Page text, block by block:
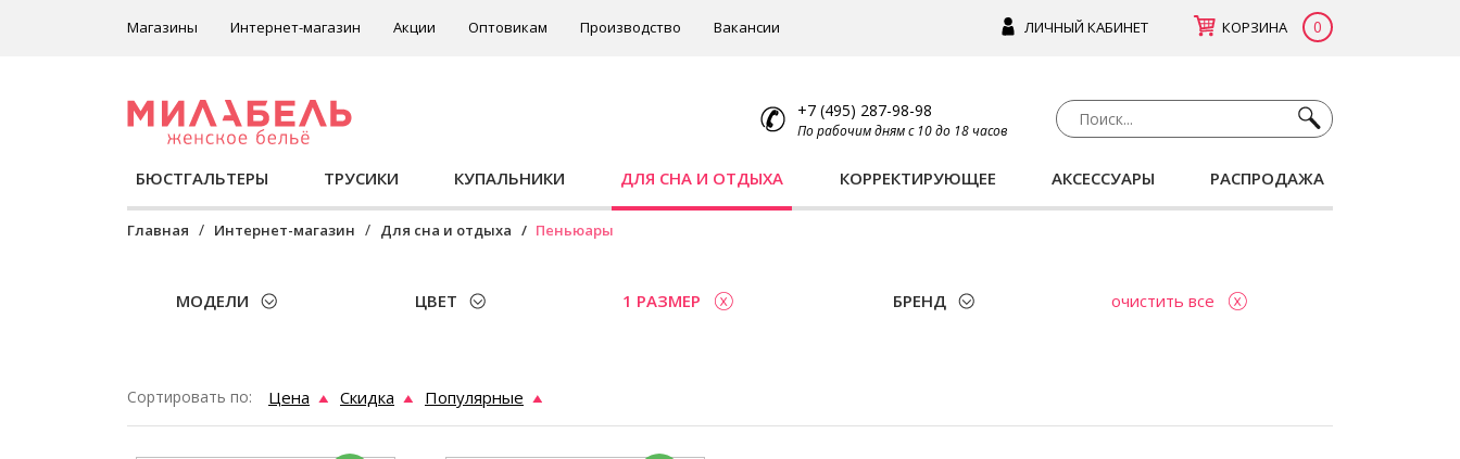
ЛИЧНЫЙ КАБИНЕТ КОРЗИНА 0
Магазины Интернет-магазин Акции Оптовикам Производство Вакансии
+7 (495) 287-98-98
По рабочим дням с 10 до 18 часов
БЮСТГАЛЬТЕРЫ ТРУСИКИ КУПАЛЬНИКИ ДЛЯ СНА И ОТДЫХА КОРРЕКТИРУЮЩЕЕ АКСЕССУАРЫ РАСПРОДАЖА
Главная Интернет-магазин Для сна и отдыха Пеньюары
МОДЕЛИ ЦВЕТ 1 РАЗМЕР БРЕНД очистить все
Сортировать по: Цена Скидка Популярные